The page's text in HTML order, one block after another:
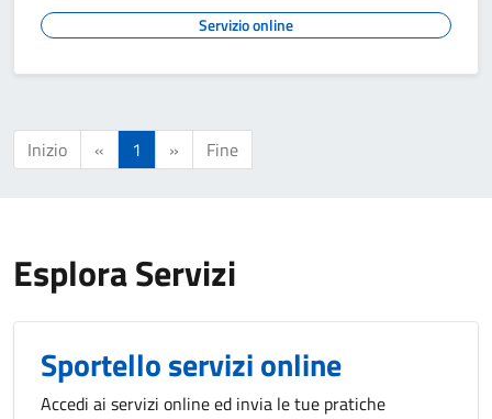
Servizio online
Inizio « 1 » Fine
Esplora Servizi
Sportello servizi online
Accedi ai servizi online ed invia le tue pratiche